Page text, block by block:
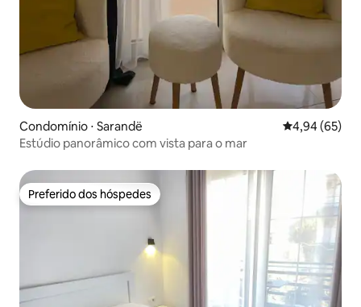
Condomínio ⋅ Sarandë 4,94 de uma
4,94 (65)
Estúdio panorâmico com vista para o mar
Preferido dos hóspedes
Preferido dos hóspedes